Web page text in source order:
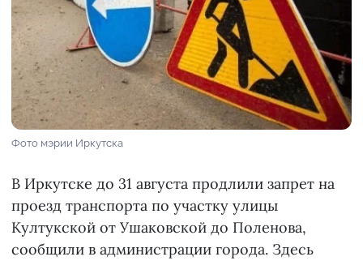
Фото мэрии Иркутска
В Иркутске до 31 августа продлили запрет на
проезд транспорта по участку улицы
Култукской от Ушаковской до Поленова,
сообщили в администрации города. Здесь